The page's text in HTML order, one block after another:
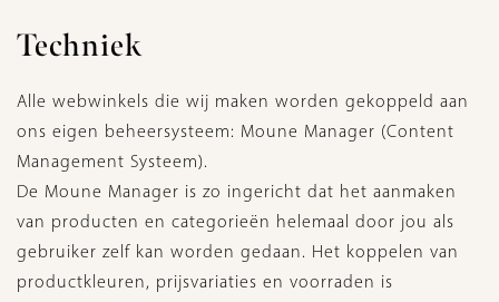
Techniek
Alle webwinkels die wij maken worden gekoppeld aan
ons eigen beheersysteem: Moune Manager (Content
Management Systeem).
De Moune Manager is zo ingericht dat het aanmaken
van producten en categorieën helemaal door jou als
gebruiker zelf kan worden gedaan. Het koppelen van
productkleuren, prijsvariaties en voorraden is